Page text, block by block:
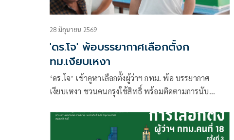
28 มิถุนายน 2569
'ดร.โจ' พ้อบรรยากาศเลือกตั้งก
ทม.เงียบเหงา
‘ดร.โจ’ เข้าคูหาเลือกตั้งผู้ว่าฯ กทม. พ้อ บรรยากาศ
เงียบเหงา ชวนคนกรุงใช้สิทธิ์ พร้อมติดตามการนับ